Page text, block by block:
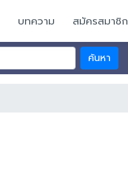
บทความ สมัครสมาชิก
ค้นหา